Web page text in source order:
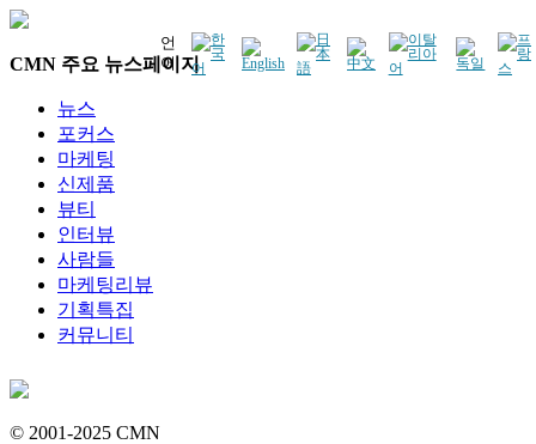
언
어
CMN 주요 뉴스페이지
뉴스
포커스
마케팅
신제품
뷰티
인터뷰
사람들
마케팅리뷰
기획특집
커뮤니티
© 2001-2025 CMN